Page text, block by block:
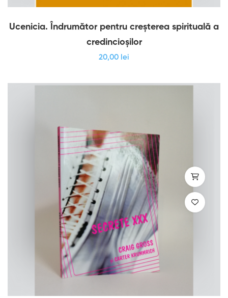
Ucenicia. Îndrumător pentru creşterea spirituală a
credincioşilor
20,00 lei